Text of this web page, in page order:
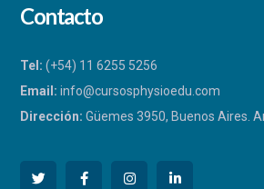
Contacto
Tel: (+54) 11 6255 5256
Email: info@cursosphysioedu.com
Dirección: Güemes 3950, Buenos Aires.